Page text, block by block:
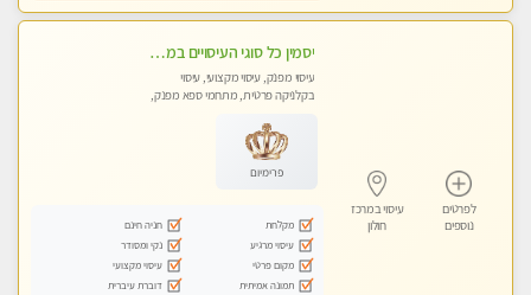
לפרטים
נוספים
עיסוי במרכז
חולון
יסמין כל סוגי העיסויים במקום הכי מושלם בעיר בת ים . highly recommended..new in the city
עיסוי מפנק, עיסוי מקצועי, עיסוי
בקלניקה פרטית, מתחמי ספא מפנק,
פרימיום
מקלחת
חניה חינם
עיסוי מרגיע
נקי ומסודר
מקום פרטי
עיסוי מקצועי
תמונה אמיתית
דוברת עיברית